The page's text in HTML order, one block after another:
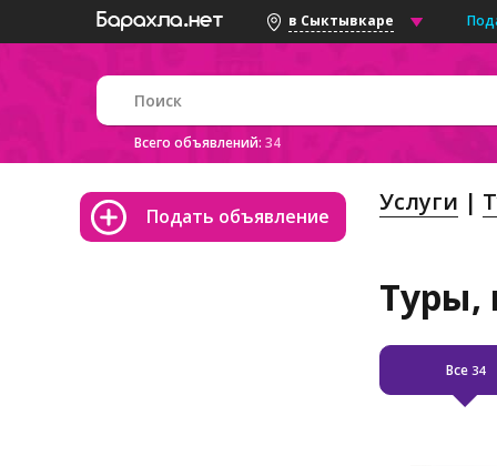
в Сыктывкаре
Всего объявлений: 34
Подать объявление Услуги
Туры,
Все 34